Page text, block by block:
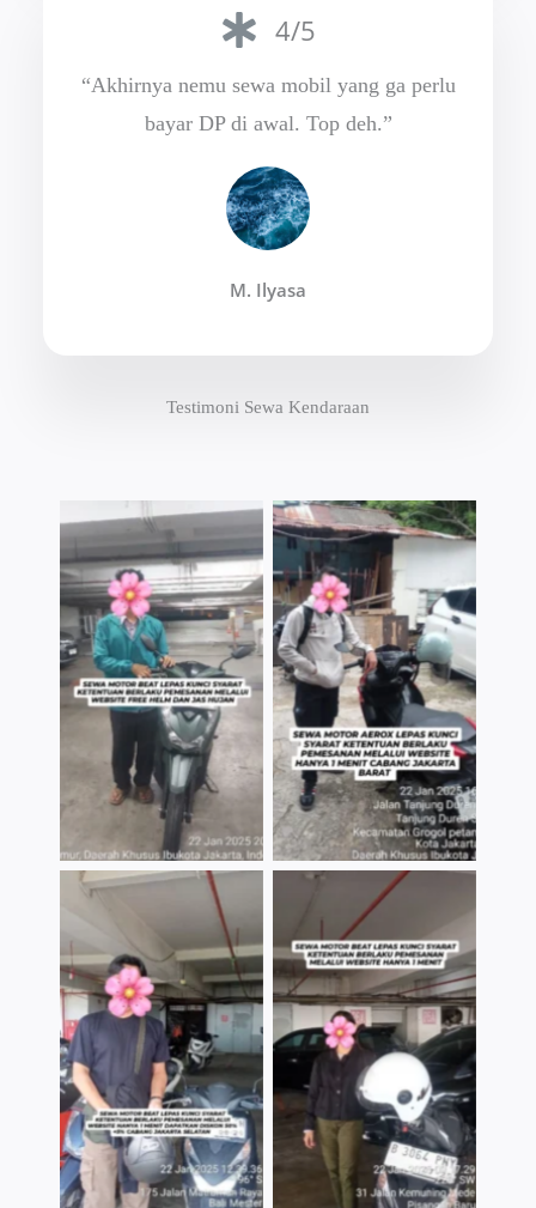
4/5
“Akhirnya nemu sewa mobil yang ga perlu
bayar DP di awal. Top deh.”
M. Ilyasa
Testimoni Sewa Kendaraan
TNo Caption TNo Caption
TNo Caption TNo Caption